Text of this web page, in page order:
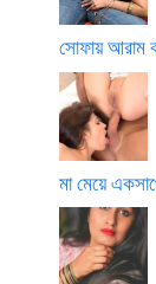
সোফায় আরাম
মা মেয়ে